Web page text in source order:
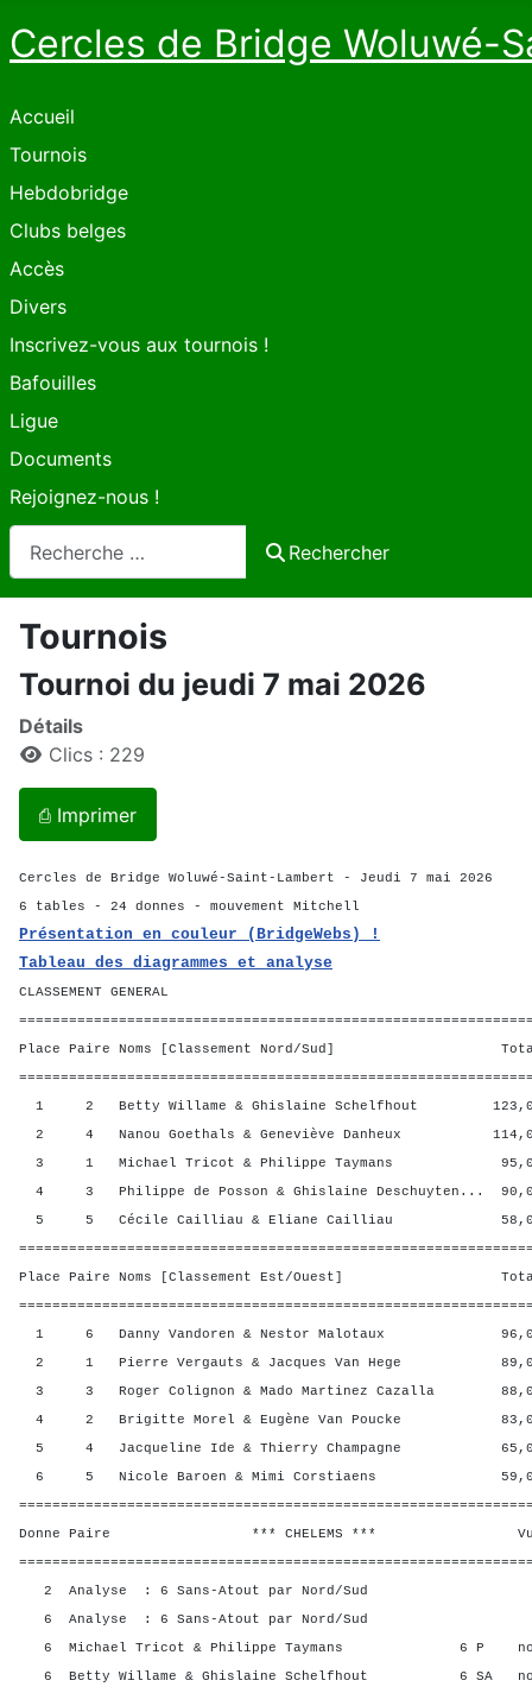
Cercles de Bridge Woluwé-
Accueil
Tournois
Hebdobridge
Clubs belges
Accès
Divers
Inscrivez-vous aux tournois !
Bafouilles
Ligue
Documents
Rejoignez-nous !
Rechercher
Tournois
Tournoi du jeudi 7 mai 2026
Détails
Clics : 229
⎙ Imprimer
Cercles de Bridge Woluwé-Saint-Lambert - Jeudi 7 mai 2026
6 tables - 24 donnes - mouvement Mitchell
Présentation en couleur (BridgeWebs) !
Tableau des diagrammes et analyse
CLASSEMENT GENERAL
Place Paire Noms [Classement Nord/Sud] Total
1 2 Betty Willame & Ghislaine Schelfhout 123,00
2 4 Nanou Goethals & Geneviève Danheux
3 1 Michael Tricot & Philippe Taymans 95,00
4 3 Philippe de Posson & Ghislaine Deschuyten...
5 5 Cécile Cailliau & Eliane Cailliau 58,00
Place Paire Noms [Classement Est/Ouest] Total
1 6 Danny Vandoren & Nestor Malotaux 96,00
2 1 Pierre Vergauts & Jacques Van Hege 89,00
3 3 Roger Colignon & Mado Martinez Cazalla
4 2 Brigitte Morel & Eugène Van Poucke 83,00
5 4 Jacqueline Ide & Thierry Champagne 65,00
6 5 Nicole Baroen & Mimi Corstiaens 59,00
Donne Paire *** CHELEMS *** Vul?
2 Analyse : 6 Sans-Atout par Nord/Sud
6 Analyse : 6 Sans-Atout par Nord/Sud
6 Michael Tricot & Philippe Taymans 6 P
6 Betty Willame & Ghislaine Schelfhout 6 SA